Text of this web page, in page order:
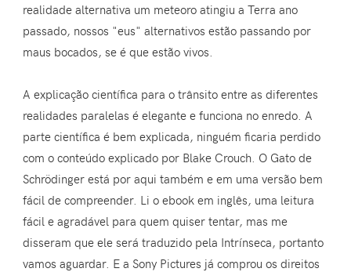
realidade alternativa um meteoro atingiu a Terra ano
passado, nossos "eus" alternativos estão passando por
maus bocados, se é que estão vivos.
A explicação científica para o trânsito entre as diferentes
realidades paralelas é elegante e funciona no enredo. A
parte científica é bem explicada, ninguém ficaria perdido
com o conteúdo explicado por Blake Crouch. O Gato de
Schrödinger está por aqui também e em uma versão bem
fácil de compreender. Li o ebook em inglês, uma leitura
fácil e agradável para quem quiser tentar, mas me
disseram que ele será traduzido pela Intrínseca, portanto
vamos aguardar. E a Sony Pictures já comprou os direitos